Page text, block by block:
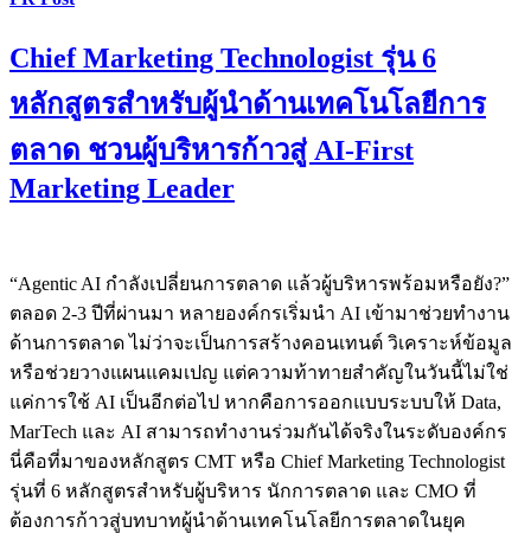
Chief Marketing Technologist รุ่น 6
หลักสูตรสำหรับผู้นำด้านเทคโนโลยีการ
ตลาด ชวนผู้บริหารก้าวสู่ AI-First
Marketing Leader
“Agentic AI กำลังเปลี่ยนการตลาด แล้วผู้บริหารพร้อมหรือยัง?”
ตลอด 2-3 ปีที่ผ่านมา หลายองค์กรเริ่มนำ AI เข้ามาช่วยทำงาน
ด้านการตลาด ไม่ว่าจะเป็นการสร้างคอนเทนต์ วิเคราะห์ข้อมูล
หรือช่วยวางแผนแคมเปญ แต่ความท้าทายสำคัญในวันนี้ไม่ใช่
แค่การใช้ AI เป็นอีกต่อไป หากคือการออกแบบระบบให้ Data,
MarTech และ AI สามารถทำงานร่วมกันได้จริงในระดับองค์กร
นี่คือที่มาของหลักสูตร CMT หรือ Chief Marketing Technologist
รุ่นที่ 6 หลักสูตรสำหรับผู้บริหาร นักการตลาด และ CMO ที่
ต้องการก้าวสู่บทบาทผู้นำด้านเทคโนโลยีการตลาดในยุค